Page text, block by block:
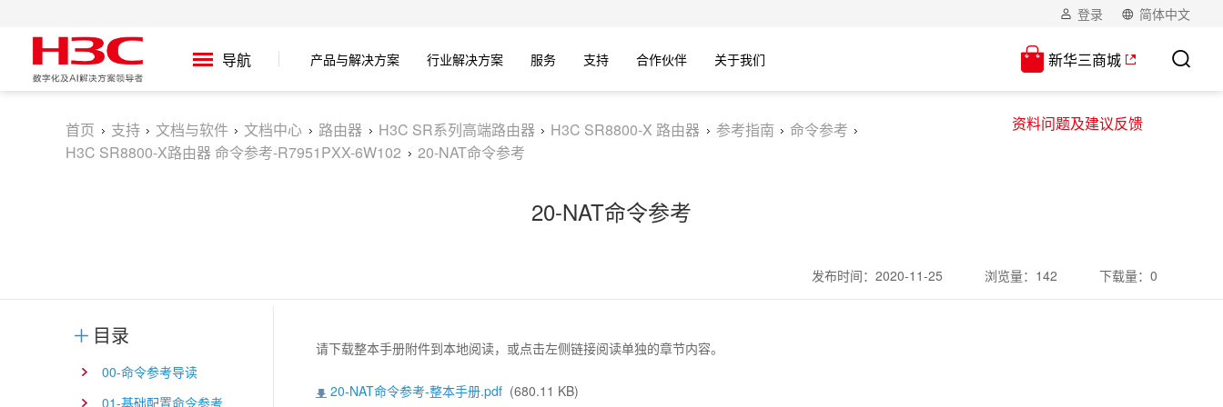
登录 简体中文
导航 产品与解决方案 行业解决方案 服务 支持 合作伙伴 关于我们 新华三商城
资料问题及建议反馈
首页 支持 文档与软件 文档中心 路由器 H3C SR系列高端路由器 H3C SR8800-X 路由器 参考指南
命令参考
H3C SR8800-X路由器 命令参考-R7951PXX-6W102
20-NAT命令参考
20-NAT命令参考
发布时间： 2020-11-25 浏览量： 142 下载量： 0
目录
00-命令参考导读
01-基础配置命令参考
请下载整本手册附件到本地阅读，或点击左侧链接阅读单独的章节内容。
20-NAT命令参考-整本手册.pdf (680.11 KB)